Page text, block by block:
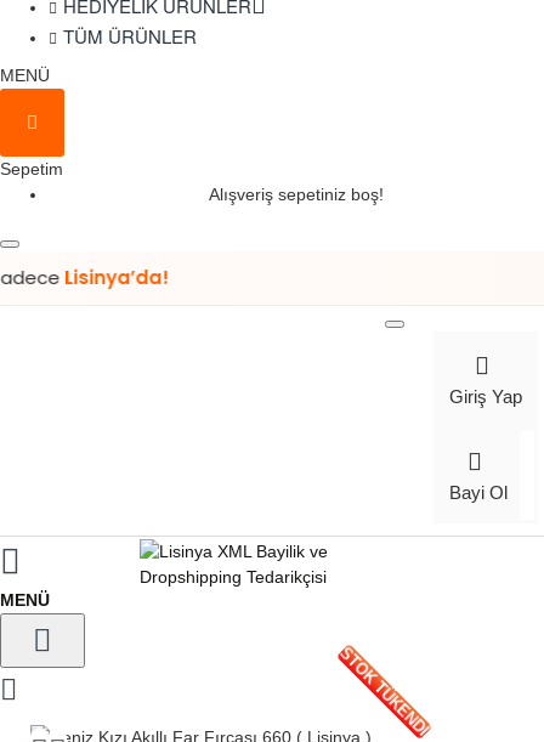
HEDIYELIK ÜRÜNLER
TÜM ÜRÜNLER
MENÜ
Sepetim
Alışveriş sepetiniz boş!
Giriş Yap
Bayi Ol
STOK TÜKENDİ